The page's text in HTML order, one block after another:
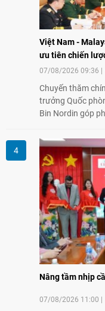
Việt Nam -
ưu tiên chiến
07/08/2026 09:36
Chuyến thăm
trưởng Quốc
Bin Nordin góp
Malaysia theo
Nâng tầm nhịp
07/08/2026 11:00